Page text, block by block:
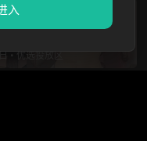
发女郎 网友深扒
•优选投放区
入